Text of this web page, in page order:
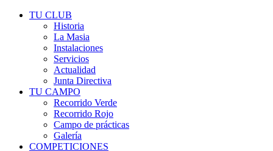
TU CLUB
Historia
La Masia
Instalaciones
Servicios
Actualidad
Junta Directiva
TU CAMPO
Recorrido Verde
Recorrido Rojo
Campo de prácticas
Galería
COMPETICIONES